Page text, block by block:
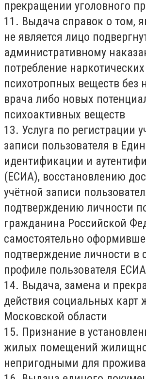
прекращении уголовного
11. Выдача справок о том,
не является лицо
административному
потребление
психотропных веществ без
врача либо новых
психоактивных веществ
13. Услуга по регистрации
записи пользователя в
идентификации и
(ЕСИА), восстановлению
учётной записи
подтверждению личности
гражданина Российской
самостоятельно
подтверждение личности в
профиле пользователя ЕСИА
14. Выдача, замена и
действия социальных карт
Московской области
15. Признание в
жилых помещений
непригодными для